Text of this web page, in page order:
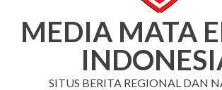
MEDIA MATA
SITUS BERITA REGIONAL DAN